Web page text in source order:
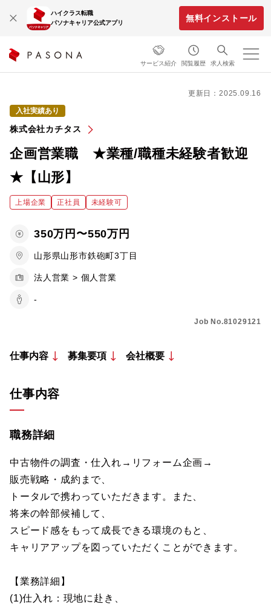
ハイクラス転職
パソナキャリア公式アプリ
無料インストール
サービス紹介 閲覧履歴 求人検索
更新日：2025.09.16
入社実績あり
株式会社カチタス
企画営業職 ★業種/職種未経験者歓迎
★【山形】
上場企業 正社員 未経験可
350万円〜550万円
山形県山形市鉄砲町3丁目
法人営業 > 個人営業
-
Job No.81029121
仕事内容 募集要項 会社概要
仕事内容
職務詳細
中古物件の調査・仕入れ→リフォーム企画→
販売戦略・成約まで、
トータルで携わっていただきます。また、
将来の幹部候補して、
スピード感をもって成長できる環境のもと、
キャリアアップを図っていただくことができます。
【業務詳細】
(1)仕入れ：現地に赴き、